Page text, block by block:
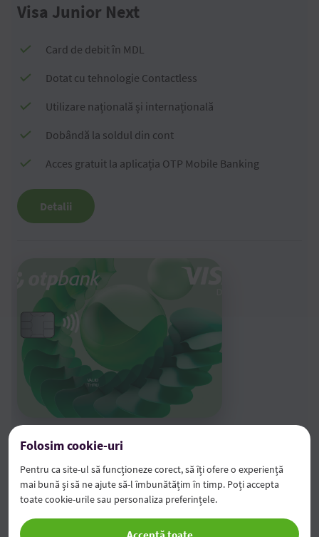
Visa Junior Next
Card de debit în MDL
Dotat cu tehnologie Contactless
Utilizare națională și internațională
Dobândă la soldul din cont
Acces gratuit la aplicația OTP Mobile Banking
Detalii
Pentru călătorii
Pentru shopping
Visa Classic Debit
Folosim cookie-uri
Pentru ca site-ul să funcționeze corect, să îți ofere o experiență
mai bună și să ne ajute să-l îmbunătățim în timp. Poți accepta
toate cookie-urile sau personaliza preferințele.
Acceptă toate